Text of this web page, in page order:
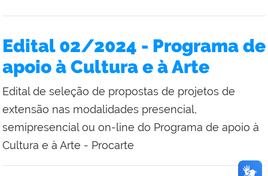
Edital 02/2024 - Programa de
apoio à Cultura e à Arte
Edital de seleção de propostas de projetos de
extensão nas modalidades presencial,
semipresencial ou on-line do Programa de apoio à
Cultura e à Arte - Procarte